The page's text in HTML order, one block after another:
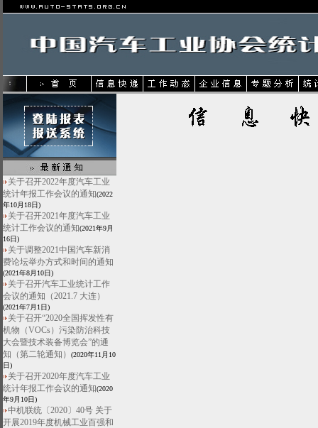
关于召开2022年度汽车工业
统计年报工作会议的通知(2022
年10月18日)
关于召开2021年度汽车工业
统计工作会议的通知(2021年9月
16日)
关于调整2021中国汽车新消
费论坛举办方式和时间的通知
(2021年8月10日)
关于召开汽车工业统计工作
会议的通知（2021.7 大连）
(2021年7月1日)
关于召开“2020全国挥发性有
机物（VOCs）污染防治科技
大会暨技术装备博览会”的通
知（第二轮通知）
(2020年11月10
日)
关于召开2020年度汽车工业
统计年报工作会议的通知(2020
年9月10日)
中机联统〔2020〕40号 关于
开展2019年度机械工业百强和